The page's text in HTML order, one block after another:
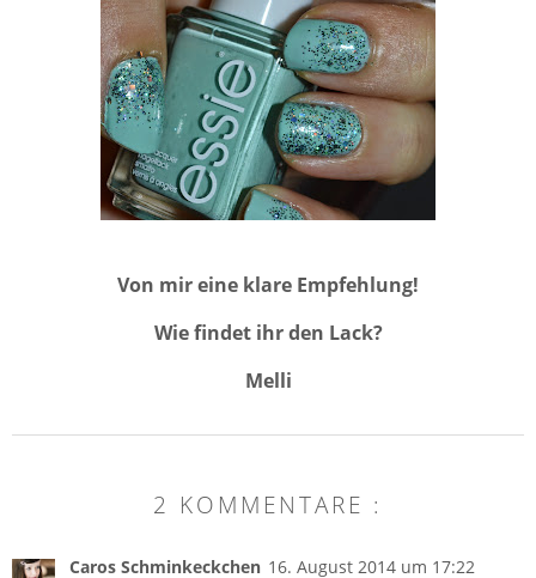
Von mir eine klare Empfehlung!
Wie findet ihr den Lack?
Melli
2 KOMMENTARE :
Caros Schminkeckchen 16. August 2014 um 17:22